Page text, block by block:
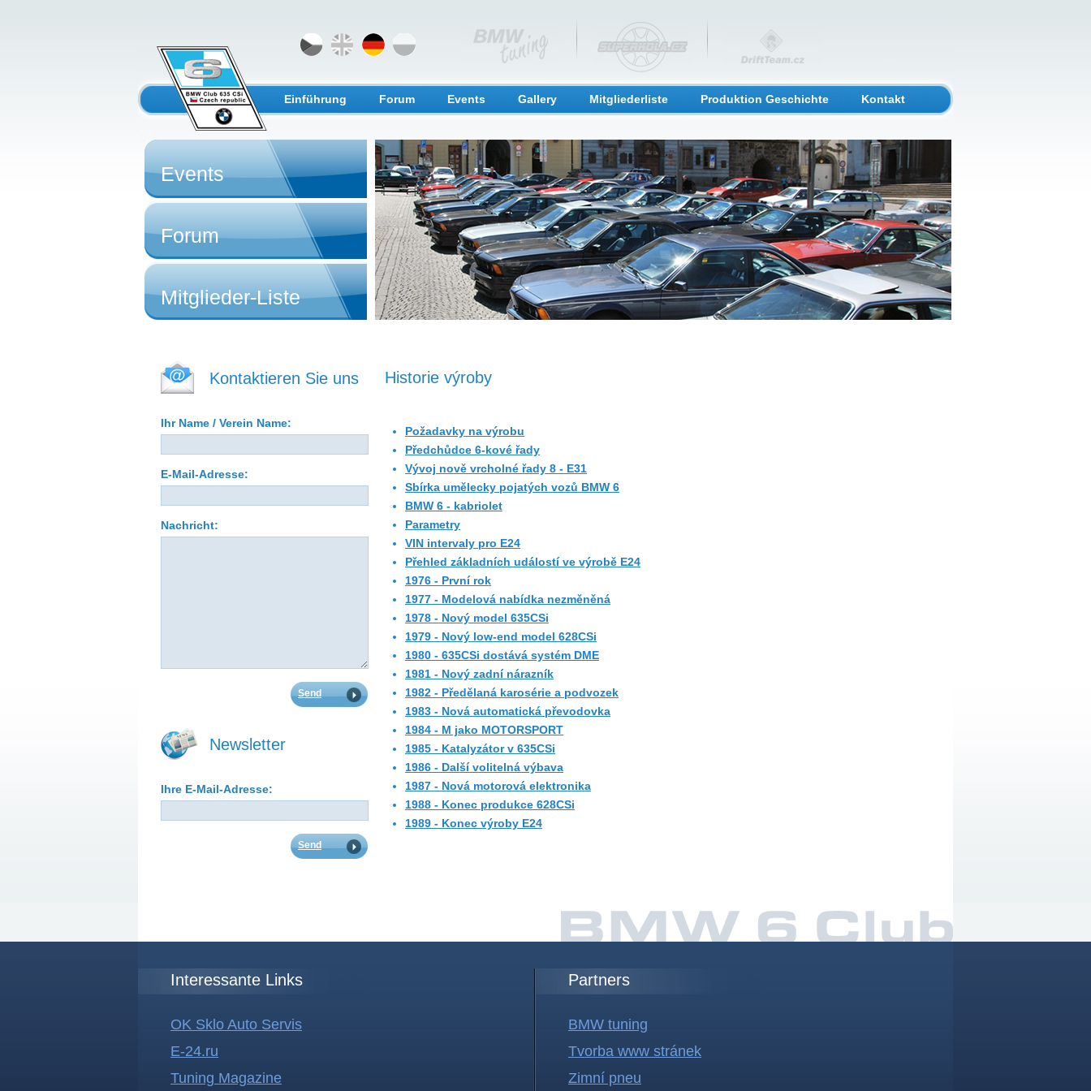
Einführung Forum Events Gallery Mitgliederliste Produktion Geschichte Kontakt
Events
Forum
Mitglieder-Liste
Kontaktieren Sie uns
Ihr Name / Verein Name:
E-Mail-Adresse:
Nachricht:
Newsletter
Ihre E-Mail-Adresse:
Historie výroby
Požadavky na výrobu
Předchůdce 6-kové řady
Vývoj nově vrcholné řady 8 - E31
Sbírka umělecky pojatých vozů BMW 6
BMW 6 - kabriolet
Parametry
VIN intervaly pro E24
Přehled základních událostí ve výrobě E24
1976 - První rok
1977 - Modelová nabídka nezměněná
1978 - Nový model 635CSi
1979 - Nový low-end model 628CSi
1980 - 635CSi dostává systém DME
1981 - Nový zadní nárazník
1982 - Předělaná karosérie a podvozek
1983 - Nová automatická převodovka
1984 - M jako MOTORSPORT
1985 - Katalyzátor v 635CSi
1986 - Další volitelná výbava
1987 - Nová motorová elektronika
1988 - Konec produkce 628CSi
1989 - Konec výroby E24
Interessante Links
OK Sklo Auto Servis
E-24.ru
Tuning Magazine
Partners
BMW tuning
Tvorba www stránek
Zimní pneu